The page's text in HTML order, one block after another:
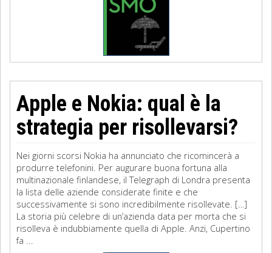
Apple e Nokia: qual è la
strategia per risollevarsi?
Nei giorni scorsi Nokia ha annunciato che ricomincerà a
produrre telefonini. Per augurare buona fortuna alla
multinazionale finlandese, il Telegraph di Londra presenta
la lista delle aziende considerate finite e che
successivamente si sono incredibilmente risollevate. […]
La storia più celebre di un’azienda data per morta che si
risolleva è indubbiamente quella di Apple. Anzi, Cupertino
fa ...